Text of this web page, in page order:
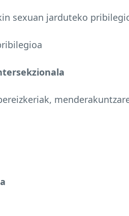
sexuan jarduteko